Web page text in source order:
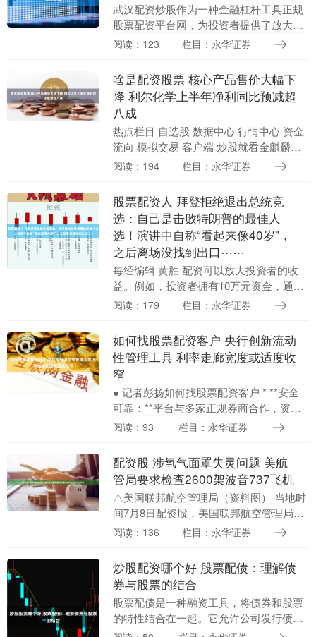
武汉配资炒股作为一种金融杠杆工具正规
股票配资平台网，为投资者提供了放大收
益的契机，助力其在股海中掘金。 其次，
资目标、风险承....
阅读：123 栏目：永华证券
啥是配资股票 核心产品售价大幅下
降 利尔化学上半年净利同比预减超
八成
热点栏目 自选股 数据中心 行情中心 资金
流向 模拟交易 客户端 炒股就看金麒麟分
析师研报，权威啥是配资股票，专业，及
平台....
阅读：194 栏目：永华证券
股票配资人 拜登拒绝退出总统竞
选：自己是击败特朗普的最佳人
选！演讲中自称“看起来像40岁”，
之后离场没找到出口⋯⋯
每经编辑 黄胜 配资可以放大投资者的收
益。例如，投资者拥有10万元资金，通过
配资放大5倍，即借入50万元资金，总资
10%，....
阅读：179 栏目：永华证券
如何找股票配资客户 央行创新流动
性管理工具 利率走廊宽度或适度收
窄
● 记者彭扬如何找股票配资客户 * **安全
可靠：**平台与多家正规券商合作，资金
安全有保障。 央行7月8日发布公告，从即
回....
阅读：93 栏目：永华证券
配资股 涉氧气面罩失灵问题 美航
管局要求检查2600架波音737飞机
△美国联邦航空管理局（资料图） 当地时
间7月8日配资股，美国联邦航空管理局
（FAA）下令对2600架波音737系列飞机
失灵。....
阅读：136 栏目：永华证券
炒股配资哪个好 股票配债：理解债
券与股票的结合
股票配债是一种融资工具，将债券和股票
的特性结合在一起。它允许公司发行债
券，同时向债券持有人授予认购公司股票